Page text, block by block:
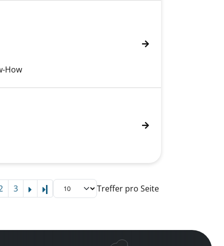
How
3 Letzte Seite Treffer pro Seite